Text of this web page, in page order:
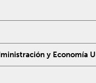
y Economía